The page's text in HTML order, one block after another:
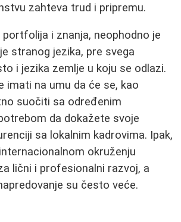
zahteva trud i pripremu.
i znanja, neophodno je
stranog jezika, pre svega
i jezika zemlje u koju se odlazi.
imati na umu da će se, kao
suočiti sa određenim
da dokažete svoje
sa lokalnim kadrovima. Ipak,
okruženju
lični i profesionalni razvoj, a
su često veće.